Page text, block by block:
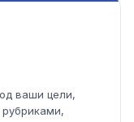
ваши цели,
рубриками,